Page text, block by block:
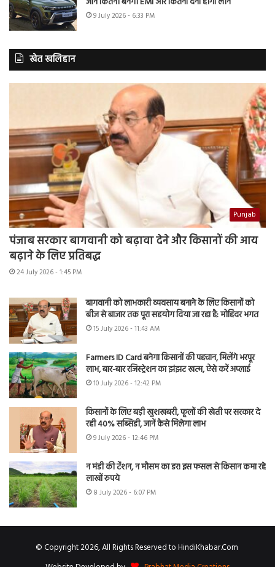
9 July 2026 - 6:33 PM
खेत खलिहान
Punjab
पंजाब सरकार बागवानी को बढ़ावा देने और किसानों की आय
बढ़ाने के लिए प्रतिबद्ध
24 July 2026 - 1:45 PM
बागवानी को लाभकारी व्यवसाय बनाने के लिए किसानों को
बीज से बाजार तक पूरा सहयोग दिया जा रहा है: मोहिंदर भगत
15 July 2026 - 11:43 AM
Farmers ID Card बनेगा किसानों की पहचान, मिलेंगे भरपूर
लाभ, बार-बार रजिस्ट्रेशन का झंझट खत्म, ऐसे करें अप्लाई
10 July 2026 - 12:42 PM
किसानों के लिए बड़ी खुशखबरी, फूलों की खेती पर सरकार दे
रही 40% सब्सिडी, जानें कैसे मिलेगा लाभ
9 July 2026 - 12:46 PM
न मंडी की टेंशन, न मौसम का डर! इस फसल से किसान कमा रहे
लाखों रुपये
8 July 2026 - 6:07 PM
© Copyright 2026, All Rights Reserved to HindiKhabar.Com